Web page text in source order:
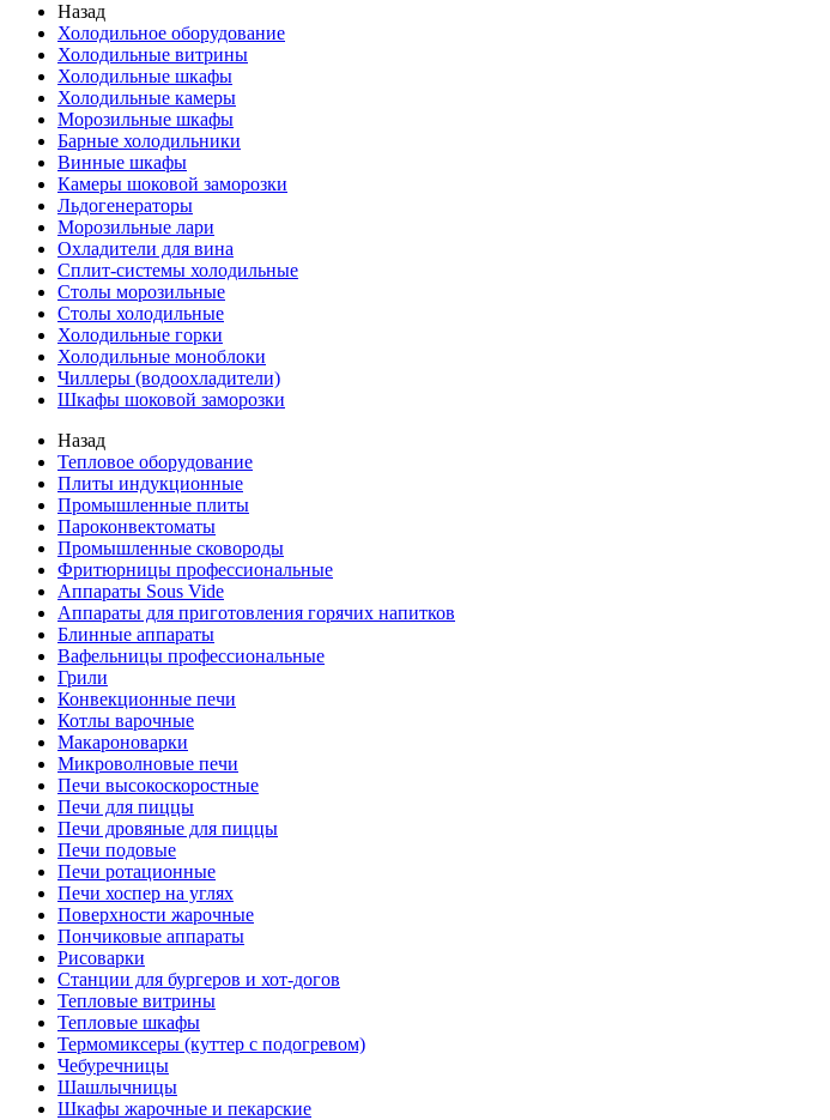
Назад
Холодильное оборудование
Холодильные витрины
Холодильные шкафы
Холодильные камеры
Морозильные шкафы
Барные холодильники
Винные шкафы
Камеры шоковой заморозки
Льдогенераторы
Морозильные лари
Охладители для вина
Сплит-системы холодильные
Столы морозильные
Столы холодильные
Холодильные горки
Холодильные моноблоки
Чиллеры (водоохладители)
Шкафы шоковой заморозки
Назад
Тепловое оборудование
Плиты индукционные
Промышленные плиты
Пароконвектоматы
Промышленные сковороды
Фритюрницы профессиональные
Аппараты Sous Vide
Аппараты для приготовления горячих напитков
Блинные аппараты
Вафельницы профессиональные
Грили
Конвекционные печи
Котлы варочные
Макароноварки
Микроволновые печи
Печи высокоскоростные
Печи для пиццы
Печи дровяные для пиццы
Печи подовые
Печи ротационные
Печи хоспер на углях
Поверхности жарочные
Пончиковые аппараты
Рисоварки
Станции для бургеров и хот-догов
Тепловые витрины
Тепловые шкафы
Термомиксеры (куттер с подогревом)
Чебуречницы
Шашлычницы
Шкафы жарочные и пекарские